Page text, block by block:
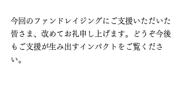
今回のファンドレイジングにご支援いただいた
皆さま、改めてお礼申し上げます。どうぞ今後
もご支援が生み出すインパクトをご覧くださ
い。